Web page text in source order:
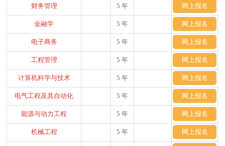
财务管理 5 年 网上报名
金融学 5 年 网上报名
电子商务 5 年 网上报名
工程管理 5 年 网上报名
计算机科学与技术 5 年 网上报名
电气工程及其自动化 5 年 网上报名
能源与动力工程 5 年 网上报名
机械工程 5 年 网上报名